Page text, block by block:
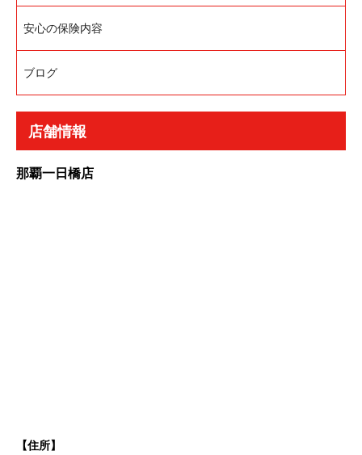
安心の保険内容
ブログ
店舗情報
那覇一日橋店
【住所】